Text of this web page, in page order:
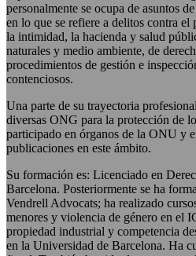
personalmente se ocupa de asuntos
en lo que se refiere a delitos contra
la intimidad, la hacienda y salud
naturales y medio ambiente, de
procedimientos de gestión e
contenciosos.
Una parte de su trayectoria
diversas ONG para la protección de
participado en órganos de la ONU y
publicaciones en este ámbito.
Su formación es: Licenciado en
Barcelona. Posteriormente se ha
Vendrell Advocats; ha realizado
menores y violencia de género en el
propiedad industrial y competencia
en la Universidad de Barcelona. Ha